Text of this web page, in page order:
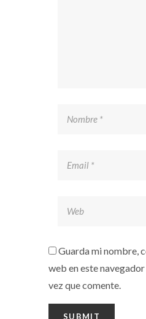
Guarda mi nombre,
web en este
vez que comente.